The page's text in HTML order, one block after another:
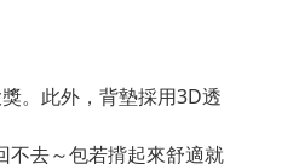
。此外，背墊採用3D透
不去～包若揹起來舒適就